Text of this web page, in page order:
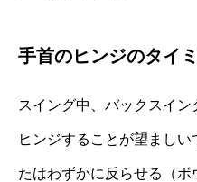
手首のヒンジのタイ
スイング中、バックスイ
ヒンジすることが望まし
たはわずかに反らせる（